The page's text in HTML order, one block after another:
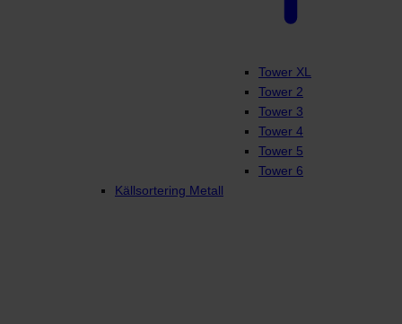
Tower XL
Tower 2
Tower 3
Tower 4
Tower 5
Tower 6
Källsortering Metall